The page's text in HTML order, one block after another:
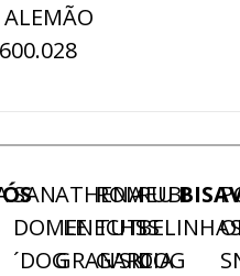
ALEMÃO
SAN
DOMENECHS
´DOG
ATHENA
LE
GRAN’SKI
ROMEU
TUTIS
GARCIA
RUBI
DOG